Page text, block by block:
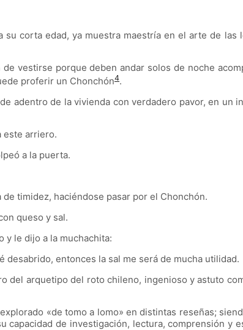
corta edad, ya muestra maestría en el arte de
vestirse porque deben andar solos de noche
proferir un Chonchón4.
adentro de la vivienda con verdadero pavor, en un
este arriero.
a la puerta.
timidez, haciéndose pasar por el Chonchón.
queso y sal.
y le dijo a la muchachita:
entonces la sal me será de mucha utilidad.
arquetipo del roto chileno, ingenioso y astuto
«de tomo a lomo» en distintas reseñas;
de investigación, lectura, comprensión y